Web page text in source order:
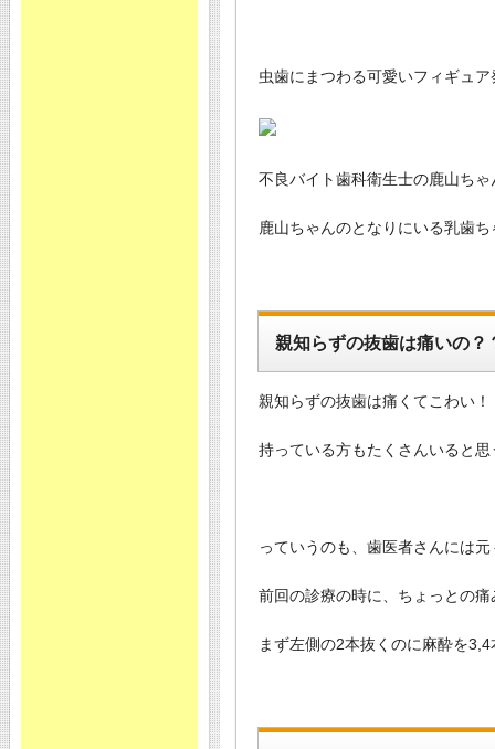
虫歯にまつわる可愛いフィギュ
不良バイト歯科衛生士の鹿山ちゃ
鹿山ちゃんのとなりにいる乳歯
親知らずの抜歯は痛いの？
親知らずの抜歯は痛くてこわい
持っている方もたくさんいると
っていうのも、歯医者さんには
前回の診療の時に、ちょっとの
まず左側の2本抜くのに麻酔を